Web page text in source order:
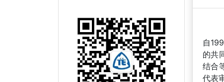
自
的共
结合
代表